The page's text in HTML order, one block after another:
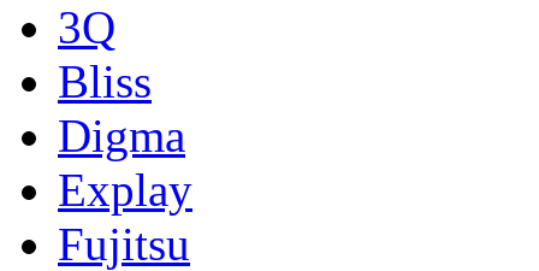
3Q
Bliss
Digma
Explay
Fujitsu